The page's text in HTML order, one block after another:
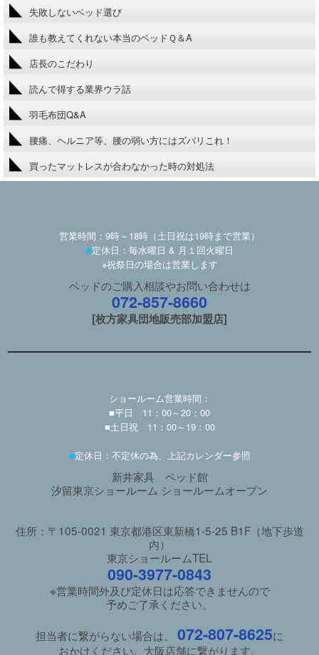
失敗しないベッド選び
誰も教えてくれない本当のベッドＱ＆A
店長のこだわり
読んで得する業界ウラ話
羽毛布団Q&A
腰痛、ヘルニア等、腰の弱い方にはズバリこれ！
買ったマットレスが合わなかった時の対処法
営業時間：9時～18時（土日祝は19時まで営業）
■定休日：毎水曜日 & 月１回火曜日
※祝祭日の場合は営業します
ベッドのご購入相談やお問い合わせは
072-857-8660
[枚方家具団地販売部加盟店]
ショールーム営業時間：
■平日 11：00～20：00
■土日祝 11：00～19：00
■定休日：不定休の為、上記カレンダー参照
新井家具 ベッド館
汐留東京ショールーム ショールームオープン
住所：〒105-0021 東京都港区東新橋1-5-25 B1F（地下歩道
内）
東京ショールームTEL
090-3977-0843
※営業時間外及び定休日は応答できませんので
予めご了承ください。
担当者に繋がらない場合は、 072-807-8625に
おかけください。大阪店舗に繋がります。